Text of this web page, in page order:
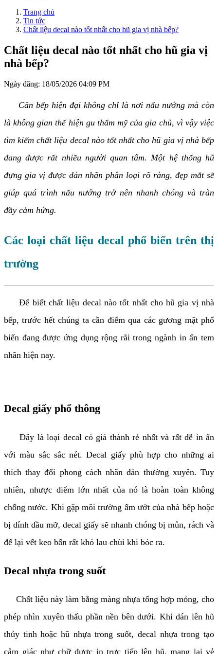
Trang chủ
Tin tức
Chất liệu decal nào tốt nhất cho hũ gia vị nhà bếp?
Chất liệu decal nào tốt nhất cho hũ gia vị
nhà bếp?
Ngày đăng: 18/05/2026 04:09 PM
Căn bếp hiện đại không chỉ là nơi nấu nướng mà còn
là không gian thể hiện gu thẩm mỹ của gia chủ, vì vậy việc
tìm kiếm chất liệu decal nào tốt nhất cho hũ gia vị nhà bếp
đang được rất nhiều người quan tâm. Một hệ thống hũ
đựng gia vị được dán nhãn phân loại rõ ràng, đẹp mắt sẽ
giúp quá trình nấu nướng trở nên nhanh chóng và tràn
đầy cảm hứng.
Các loại chất liệu decal phổ biến trên thị
trường
Để biết chất liệu decal nào tốt nhất cho hũ gia vị nhà
bếp, trước hết chúng ta cần điểm qua các gương mặt phổ
biến đang được ứng dụng rộng rãi trong ngành in ấn tem
nhãn hiện nay.
Decal giấy phổ thông
Đây là loại decal có giá thành rẻ nhất và rất dễ in ấn
với màu sắc sắc nét. Decal giấy phù hợp cho những ai
thích thay đổi phong cách nhãn dán thường xuyên. Tuy
nhiên, nhược điểm lớn nhất của nó là hoàn toàn không
chống nước. Khi gặp môi trường ẩm ướt của nhà bếp hoặc
bị dính dầu mỡ, decal giấy sẽ nhanh chóng bị mủn, rách và
để lại vết keo bẩn rất khó lau chùi khi bóc ra.
Decal nhựa trong suốt
Chất liệu này làm bằng màng nhựa tổng hợp mỏng, cho
phép nhìn xuyên thấu phần nền bên dưới. Khi dán lên hũ
thủy tinh hoặc hũ nhựa trong suốt, decal nhựa trong tạo
cảm giác như chữ được in trực tiếp lên hũ, mang lại vẻ